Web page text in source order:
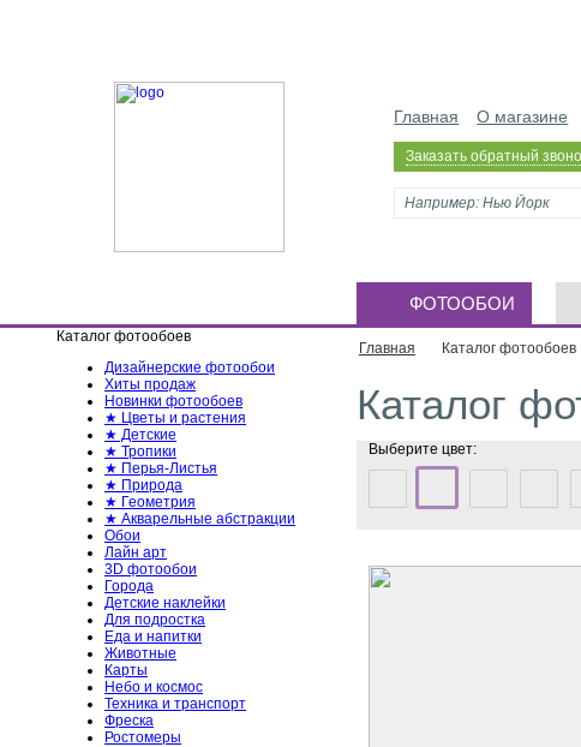
Главная О магазине
Заказать обратный
ФОТООБОИ
Каталог фотообоев
Дизайнерские фотообои
Хиты продаж
Новинки фотообоев
★ Цветы и растения
★ Детские
★ Тропики
★ Перья-Листья
★ Природа
★ Геометрия
★ Акварельные абстракции
Обои
Лайн арт
3D фотообои
Города
Детские наклейки
Для подростка
Еда и напитки
Животные
Карты
Небо и космос
Техника и транспорт
Фреска
Ростомеры
Главная Каталог фотообоев
Каталог
Выберите цвет: